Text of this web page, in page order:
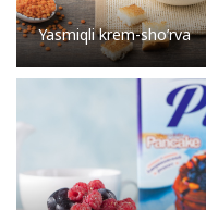
Yasmiqli krem-sho’rva